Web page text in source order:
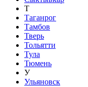
Т
Таганрог
Тамбов
Тверь
Тольятти
Тула
Тюмень
У
Ульяновск